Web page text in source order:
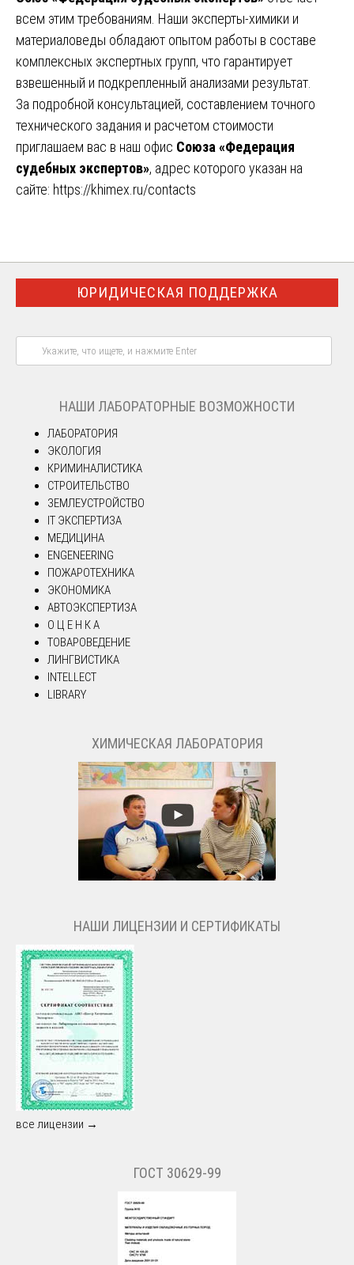
всем этим требованиям. Наши эксперты-химики и
материаловеды обладают опытом работы в составе
комплексных экспертных групп, что гарантирует
взвешенный и подкрепленный анализами результат.
За подробной консультацией, составлением точного
технического задания и расчетом стоимости
приглашаем вас в наш офис Союза «Федерация
судебных экспертов», адрес которого указан на
сайте: https://khimex.ru/contacts
ЮРИДИЧЕСКАЯ ПОДДЕРЖКА
НАШИ ЛАБОРАТОРНЫЕ ВОЗМОЖНОСТИ
ЛАБОРАТОРИЯ
ЭКОЛОГИЯ
КРИМИНАЛИСТИКА
СТРОИТЕЛЬСТВО
ЗЕМЛЕУСТРОЙСТВО
IT ЭКСПЕРТИЗА
МЕДИЦИНА
ENGENEERING
ПОЖАРОТЕХНИКА
ЭКОНОМИКА
АВТОЭКСПЕРТИЗА
О Ц Е Н К А
ТОВАРОВЕДЕНИЕ
ЛИНГВИСТИКА
INTELLECT
LIBRARY
ХИМИЧЕСКАЯ ЛАБОРАТОРИЯ
НАШИ ЛИЦЕНЗИИ И СЕРТИФИКАТЫ
все лицензии →
ГОСТ 30629-99